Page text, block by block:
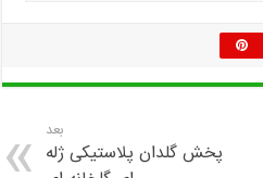
بعد
پخش گلدان پلاستیکی ژله